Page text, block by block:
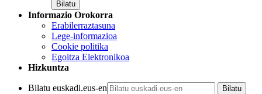
Informazio Orokorra
Erabilerraztasuna
Lege-informazioa
Cookie politika
Egoitza Elektronikoa
Hizkuntza
Bilatu euskadi.eus-en